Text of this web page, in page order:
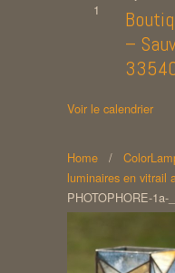
1
–
Voir le calendrier
Home /
luminaires en vitrail
PHOTOPHORE-1a-